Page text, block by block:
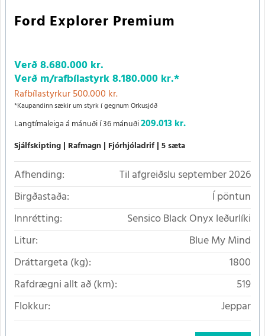
Ford Explorer Premium
Verð8.680.000 kr.
Verð m/rafbílastyrk8.180.000 kr.*
Rafbílastyrkur 500.000 kr.
*Kaupandinn sækir um styrk í gegnum Orkusjóð
Langtímaleiga á mánuði í 36 mánuði209.013 kr.
Sjálfskipting Rafmagn Fjórhjóladrif 5 sæta
Afhending:
Til afgreiðslu september 2026
Birgðastaða:
Í pöntun
Innrétting:
Sensico Black Onyx leðurlíki
Litur:
Blue My Mind
Dráttargeta (kg):
1800
Rafdrægni allt að (km):
519
Flokkur:
Jeppar